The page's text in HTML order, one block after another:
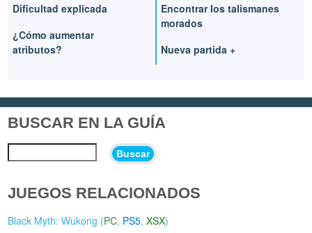
Dificultad explicada
¿Cómo aumentar
atributos?
Encontrar los talismanes
morados
Nueva partida +
BUSCAR EN LA GUÍA
Buscar
JUEGOS RELACIONADOS
Black Myth: Wukong (PC, PS5,XSX)